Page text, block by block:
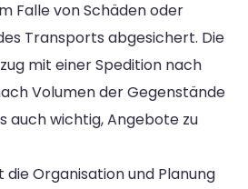
Falle von Schäden oder
Transports abgesichert. Die
mit einer Spedition nach
Volumen der Gegenstände
auch wichtig, Angebote zu
die Organisation und Planung